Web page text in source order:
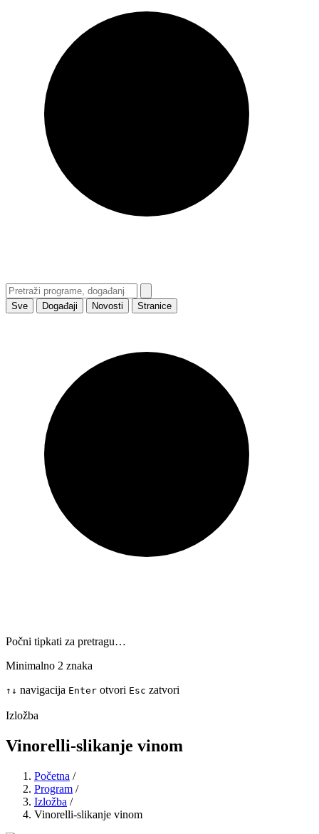
Sve Događaji Novosti Stranice
Počni tipkati za pretragu…
Minimalno 2 znaka
↑ ↓ navigacija Enter otvori Esc zatvori
Izložba
Vinorelli-slikanje vinom
Početna /
Program /
Izložba /
Vinorelli-slikanje vinom